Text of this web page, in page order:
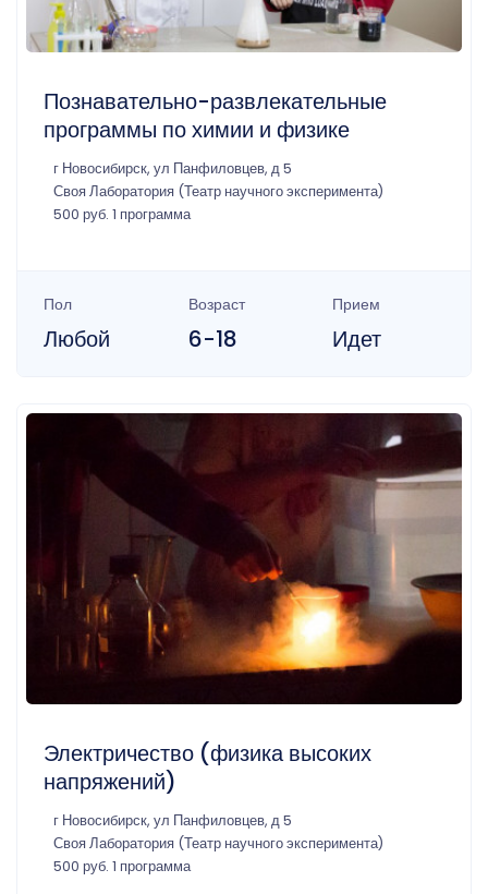
Познавательно-развлекательные
программы по химии и физике
г Новосибирск, ул Панфиловцев, д 5
Своя Лаборатория (Театр научного эксперимента)
500 руб. 1 программа
Пол
Любой
Возраст
6-18
Прием
Идет
Электричество (физика высоких
напряжений)
г Новосибирск, ул Панфиловцев, д 5
Своя Лаборатория (Театр научного эксперимента)
500 руб. 1 программа